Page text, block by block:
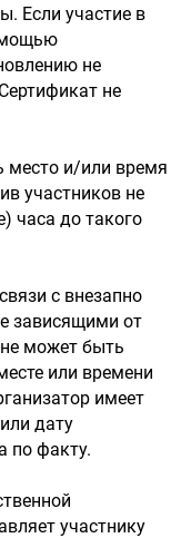
Если участие в
не
не
место и/или время
участников не
часа до такого
с внезапно
зависящими от
может быть
или времени
имеет
дату
по факту.
участнику